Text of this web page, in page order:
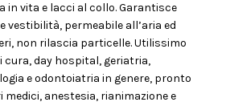
vita e lacci al collo. Garantisce
permeabile all’aria ed
non rilascia particelle. Utilissimo
cura, day hospital, geriatria,
e odontoiatria in genere, pronto
anestesia, rianimazione e